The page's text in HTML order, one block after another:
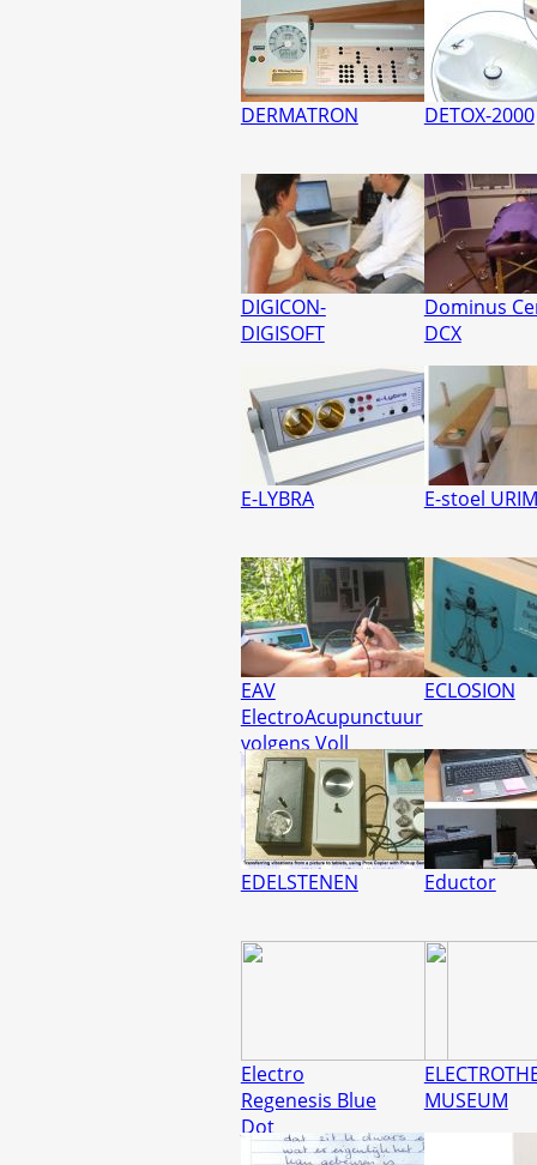
DERMATRON DETOX-2000
DIGICON-
DIGISOFT
Dominus
DCX
E-LYBRA E-stoel URIM
EAV
ElectroAcupunctuur
volgens Voll
ECLOSION
EDELSTENEN Eductor
Electro
Regenesis Blue
Dot
MUSEUM